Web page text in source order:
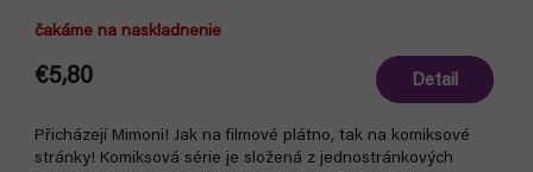
čakáme na naskladnenie
€5,80 Detail
Přicházejí Mimoni! Jak na filmové plátno, tak na komiksové
stránky! Komiksová série je složená z jednostránkových